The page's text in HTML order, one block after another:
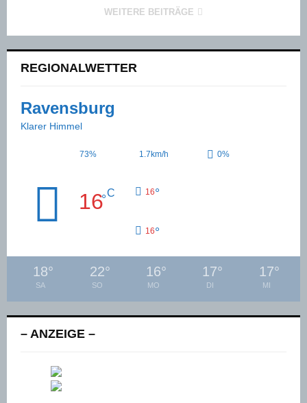
WEITERE BEITRÄGE
REGIONALWETTER
Ravensburg
Klarer Himmel
73% 1.7km/h 0%
16°C 16°
16°
18°
SA
22°
SO
16°
MO
17°
DI
17°
MI
– ANZEIGE –